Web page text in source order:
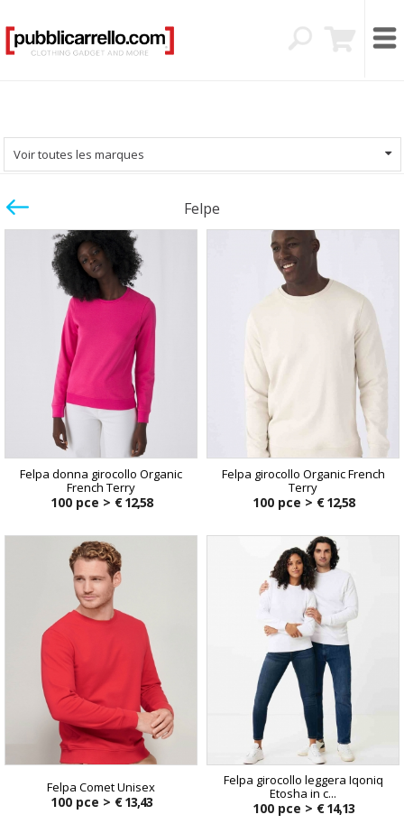
Voir toutes les marques
Felpe
Felpa donna girocollo Organic
French Terry
100 pce > € 12,58
Felpa girocollo Organic French
Terry
100 pce > € 12,58
Felpa Comet Unisex
100 pce > € 13,43
Felpa girocollo leggera Iqoniq
Etosha in c...
100 pce > € 14,13